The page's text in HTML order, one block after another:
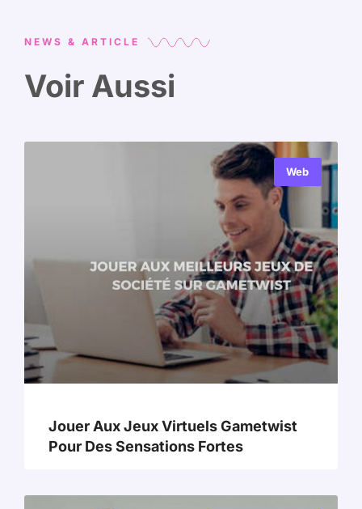
NEWS & ARTICLE
Voir Aussi
Web
Jouer Aux Jeux Virtuels Gametwist
Pour Des Sensations Fortes